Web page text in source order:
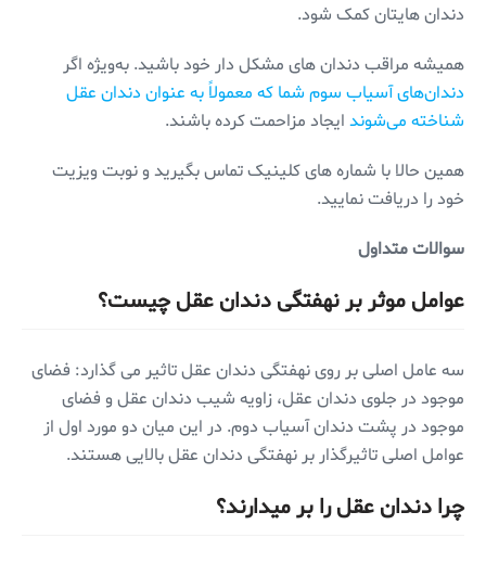
دندان هایتان کمک شود.
همیشه مراقب دندان های مشکل دار خود باشید. به‌ویژه اگر
دندان‌های آسیاب سوم شما که معمولاً به عنوان دندان عقل
شناخته می‌شوند ایجاد مزاحمت کرده باشند.
همین حالا با شماره های کلینیک تماس بگیرید و نوبت ویزیت
خود را دریافت نمایید.
سوالات متداول
عوامل موثر بر نهفتگی دندان عقل چیست؟
سه عامل اصلی بر روی نهفتگی دندان عقل تاثیر می گذارد: فضای
موجود در جلوی دندان عقل، زاویه شیب دندان عقل و فضای
موجود در پشت دندان آسیاب دوم. در این میان دو مورد اول از
عوامل اصلی تاثیرگذار بر نهفتگی دندان عقل بالایی هستند.
چرا دندان عقل را بر میدارند؟